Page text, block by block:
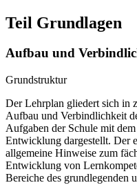
Teil Grundlagen
Aufbau und
Grundstruktur
Der Lehrplan gliedert sich in
Aufbau und Verbindlichkeit
Aufgaben der Schule mit
Entwicklung dargestellt. Der
allgemeine Hinweise zum
Entwicklung von
Bereiche des grundlegenden